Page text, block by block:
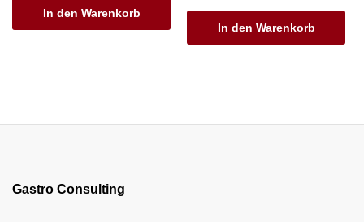
In den Warenkorb
In den Warenkorb
Gastro Consulting